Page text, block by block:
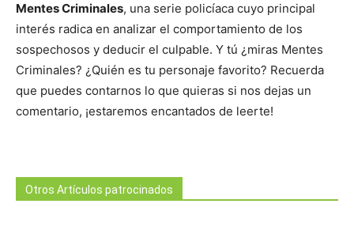
Mentes Criminales, una serie policíaca cuyo principal
interés radica en analizar el comportamiento de los
sospechosos y deducir el culpable. Y tú ¿miras Mentes
Criminales? ¿Quién es tu personaje favorito? Recuerda
que puedes contarnos lo que quieras si nos dejas un
comentario, ¡estaremos encantados de leerte!
Otros Artículos patrocinados